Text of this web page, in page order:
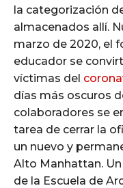
la categorización
almacenados allí.
marzo de 2020, el
educador se
víctimas del
días más oscuros
colaboradores se
tarea de cerrar la
un nuevo y
Alto Manhattan.
de la Escuela de